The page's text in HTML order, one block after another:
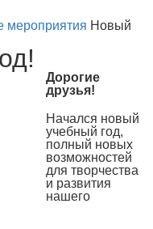
Новый
Дорогие
друзья!
Начался новый
учебный год,
полный новых
возможностей
для творчества
и развития
нашего